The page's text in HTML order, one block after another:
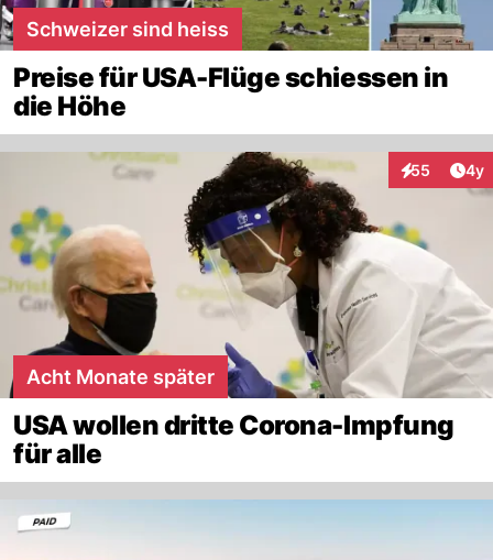
Schweizer sind heiss
Preise für USA-Flüge schiessen in
die Höhe
55
Interaktionen
4y
Acht Monate später
USA wollen dritte Corona-Impfung
für alle